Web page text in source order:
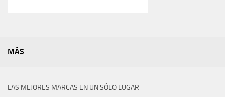
MÁS
LAS MEJORES MARCAS EN UN SÓLO LUGAR